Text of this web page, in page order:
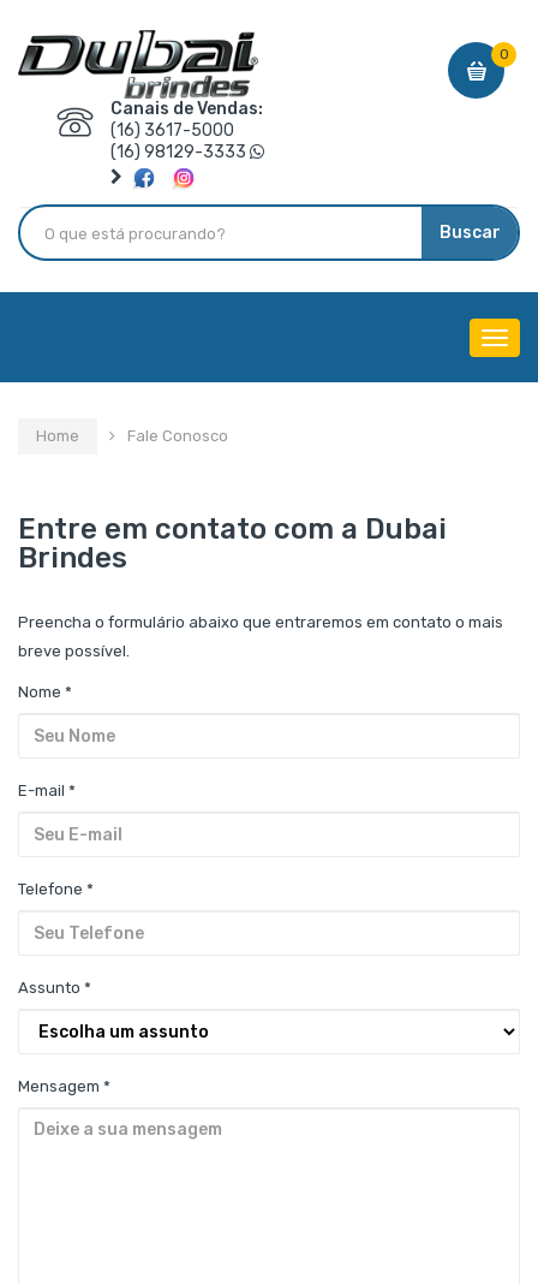
Canais de Vendas:
(16) 3617-5000
(16) 98129-3333
0
Buscar
Menu
Home
Fale Conosco
Entre em contato com a Dubai
Brindes
Preencha o formulário abaixo que entraremos em contato o mais
breve possível.
Nome *
E-mail *
Telefone *
Assunto *
Mensagem *